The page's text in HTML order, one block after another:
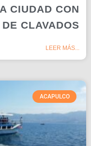
CIUDAD CON
CLAVADOS
LEER MÁS...
ACAPULCO